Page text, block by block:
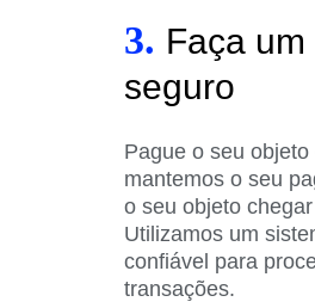
3. Faça
seguro
Pague o seu
mantemos o seu
o seu objeto
Utilizamos um
confiável para
transações.